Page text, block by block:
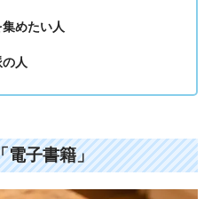
めたい人
人
電子書籍」